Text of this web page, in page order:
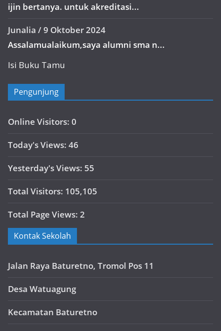
ijin bertanya. untuk akreditasi...
Junalia /9 Oktober 2024
Assalamualaikum,saya alumni sma n...
Isi Buku Tamu
Pengunjung
Online Visitors: 0
Today's Views: 46
Yesterday's Views: 55
Total Visitors: 105,105
Total Page Views: 2
Kontak Sekolah
Jalan Raya Baturetno, Tromol Pos 11
Desa Watuagung
Kecamatan Baturetno